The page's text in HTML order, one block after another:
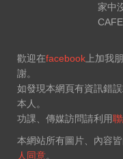
家中
歡迎在facebook 上加我
謝。
如發現本網頁有資訊錯
本人。
功課、傳媒訪問請利用
本網站所有圖片、內容
人同意。